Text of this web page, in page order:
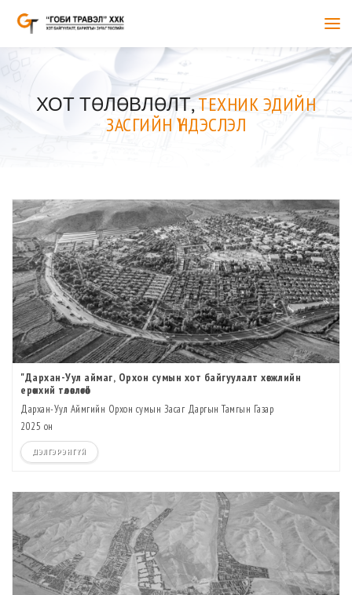
ХОТ ТӨЛӨВЛӨЛТ,ТЕХНИК ЭДИЙН
ЗАСГИЙН ҮНДЭСЛЭЛ
"Дархан-Уул аймаг, Орхон сумын хот байгуулалт хөгжлийн
ерөнхий төлөвлөгөө"
Дархан-Уул Аймгийн Орхон сумын Засаг Даргын Тамгын Газар
2025 он
ДЭЛГЭРЭНГҮЙ